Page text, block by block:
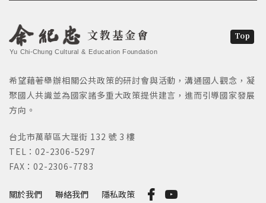
文教基金會
Yu Chi-Chung Cultural & Education Foundation
關於我們 聯絡我們 隱私政策
希望藉著舉辦相關公共政策的研討會與活動，溝通國人觀念，凝
聚國人共識並為國家諸多重大政策提供建言，進而引導國家發展
方向。
台北市萬華區大理街 132 號 3 樓
TEL：02-2306-5297
FAX：02-2306-7783
Top